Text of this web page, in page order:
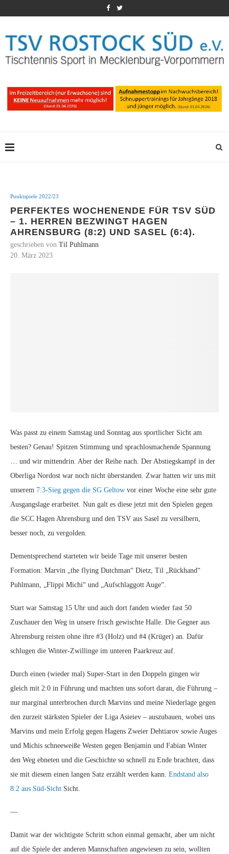
Punktspiele 2022/23
PERFEKTES WOCHENENDE FÜR TSV SÜD
– 1. HERREN BEZWINGT HAGEN
AHRENSBURG (8:2) UND SASEL (6:4).
geschrieben von Til Puhlmann
20. März 2023
Was passt zu einem Samstag und Sonntag aus sportlicher Sicht am
besten? Genau! Spitzen Stimmung und sprachlosmachende Spannung
… und wir mittendrin. Aber der Reihe nach. Der Abstiegskampf in der
Oberliga Nordost war noch nicht überstanden. Zwar hatten wir uns mit
unserem 7:3-Sieg gegen die SG Geltow vor einer Woche eine sehr gute
Ausgangslage erarbeitet. Nun galt es diese jetzt mit den Spielen gegen
die SCC Hagen Ahrensburg und den TSV aus Sasel zu versilbern,
besser noch, zu vergolden.
Dementsprechend starteten wir beide Tage mit unserer besten
Formation: Marvin „the flying Dutchman“ Dietz, Til „Rückhand“
Puhlmann, „Flippi Michi“ und „Aufschlaggott Auge“.
Start war Samstag 15 Uhr und auch dort fanden wieder fast 50
Zuschauer den Weg in unsere frisch gewischte Halle. Die Gegner aus
Ahrensburg reisten ohne ihre #3 (Holz) und #4 (Krüger) an. Dafür
schlugen die Winter-Zwillinge im unteren Paarkreuz auf.
Durch einen (wieder mal) Super-Start in den Doppeln gingen wir
gleich mit 2:0 in Führung und machten uns sofort daran, die Führung –
nur marginal unterbrochen durch Marvins und meine Niederlage gegen
den zurzeit stärksten Spieler der Liga Asieiev – auszubauen, wobei uns
Marvins und mein Erfolg gegen Hagens Zweier Dehtiarov sowie Auges
und Michis schneeweiße Westen gegen Benjamin und Fabian Winter
den Weg ebneten und die Geschichte so schnell zu Ende brachten, dass
sie mit diesem einen langen Satz erzählt werden kann. Endstand also
8:2 aus Süd-Sicht Sicht.
—
Damit war der wichtigste Schritt schon einmal gemacht, aber um nicht
auf die Spiele der anderen Mannschaften angewiesen zu sein, wollten